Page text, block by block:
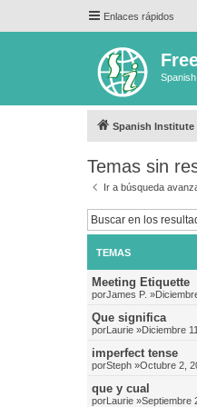
Enlaces rápidos
Spanish Institute
Temas sin
Ir a búsqueda
TEMAS
Meeting Etiquette
porJames P.
Que significa
porLaurie »Diciembre
imperfect tense
porSteph »Octubre 2,
que y cual
porLaurie »Septiembre